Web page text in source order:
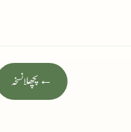
← پچھلا نسخہ